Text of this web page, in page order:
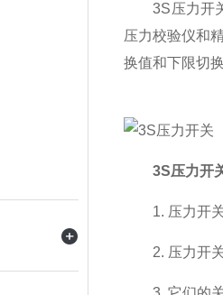
3S压力开关
压力校验仪和
换值和下限切
3S压力开
1. 压力开关
2. 压力开关